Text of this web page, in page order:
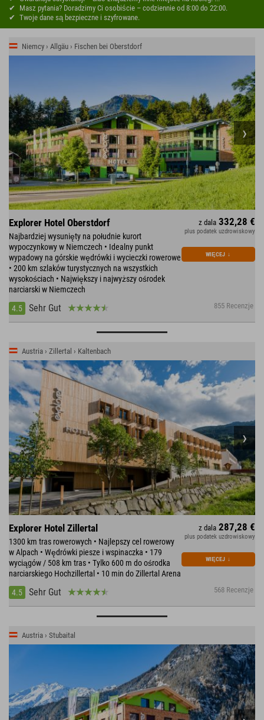
Masz pytania? Doradzimy Ci osobiście – codziennie od 8:00 do 22:00.
Twoje dane są bezpieczne i szyfrowane.
Niemcy › Allgäu › Fischen bei Oberstdorf
Explorer Hotel Oberstdorf
Najbardziej wysunięty na południe kurort
wypoczynkowy w Niemczech • Idealny punkt
wypadowy na górskie wędrówki i wycieczki rowerowe
• 200 km szlaków turystycznych na wszystkich
wysokościach • Największy i najwyższy ośrodek
narciarski w Niemczech
4.5
Sehr Gut 855 Recenzje
z dala 332,28 €
plus podatek uzdrowiskowy
WIĘCEJ ↓
Austria › Zillertal › Kaltenbach
Explorer Hotel Zillertal
1300 km tras rowerowych • Najlepszy cel rowerowy
w Alpach • Wędrówki piesze i wspinaczka • 179
wyciągów / 508 km tras • Tylko 600 m do ośrodka
narciarskiego Hochzillertal • 10 min do Zillertal Arena
4.5
Sehr Gut 568 Recenzje
z dala 287,28 €
plus podatek uzdrowiskowy
WIĘCEJ ↓
Austria › Stubaital